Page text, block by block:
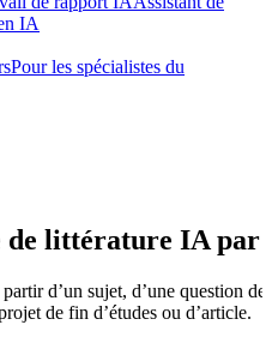
IA
Pour les spécialistes du
de littérature IA par
d’un sujet, d’une question
de fin d’études ou d’article.